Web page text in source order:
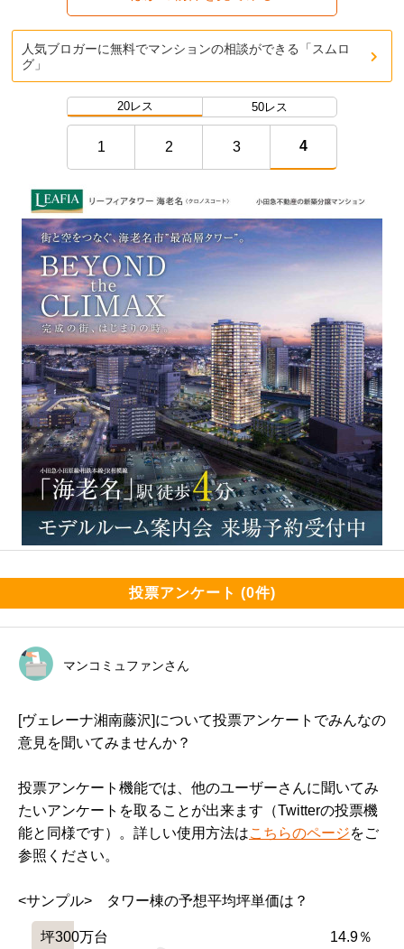
人気ブロガーに無料でマンションの相談ができる「スムロ
グ」
20レス 50レス
1 2 3 4
投票アンケート (0件)
マンコミュファンさん
[ヴェレーナ湘南藤沢]について投票アンケートでみんなの
意見を聞いてみませんか？
投票アンケート機能では、他のユーザーさんに聞いてみ
たいアンケートを取ることが出来ます（Twitterの投票機
能と同様です）。詳しい使用方法はこちらのページをご
参照ください。
<サンプル>　タワー棟の予想平均坪単価は？
坪300万台 14.9％